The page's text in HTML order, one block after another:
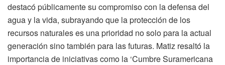
destacó públicamente su compromiso con la defensa del
agua y la vida, subrayando que la protección de los
recursos naturales es una prioridad no solo para la actual
generación sino también para las futuras. Matiz resaltó la
importancia de iniciativas como la ‘Cumbre Suramericana